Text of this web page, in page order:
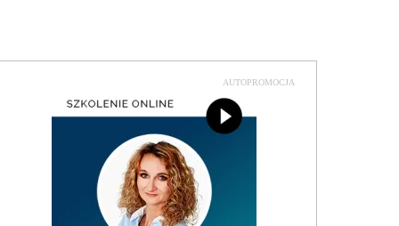
AUTOPROMOCJA